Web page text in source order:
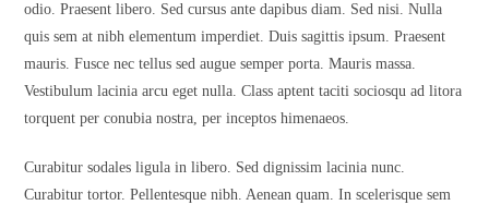
odio. Praesent libero. Sed cursus ante dapibus diam. Sed nisi. Nulla
quis sem at nibh elementum imperdiet. Duis sagittis ipsum. Praesent
mauris. Fusce nec tellus sed augue semper porta. Mauris massa.
Vestibulum lacinia arcu eget nulla. Class aptent taciti sociosqu ad litora
torquent per conubia nostra, per inceptos himenaeos.
Curabitur sodales ligula in libero. Sed dignissim lacinia nunc.
Curabitur tortor. Pellentesque nibh. Aenean quam. In scelerisque sem